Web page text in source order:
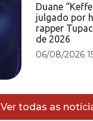
Duane
julgado por
rapper
de 2026
06/08/2026
Ver todas as